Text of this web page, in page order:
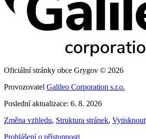
Oficiální stránky obce Grygov © 2026
Provozovatel Galileo Corporation s.r.o.
Poslední aktualizace: 6. 8. 2026
Změna vzhledu, Struktura stránek, Vytisknout
Prohlášení o přístupnosti